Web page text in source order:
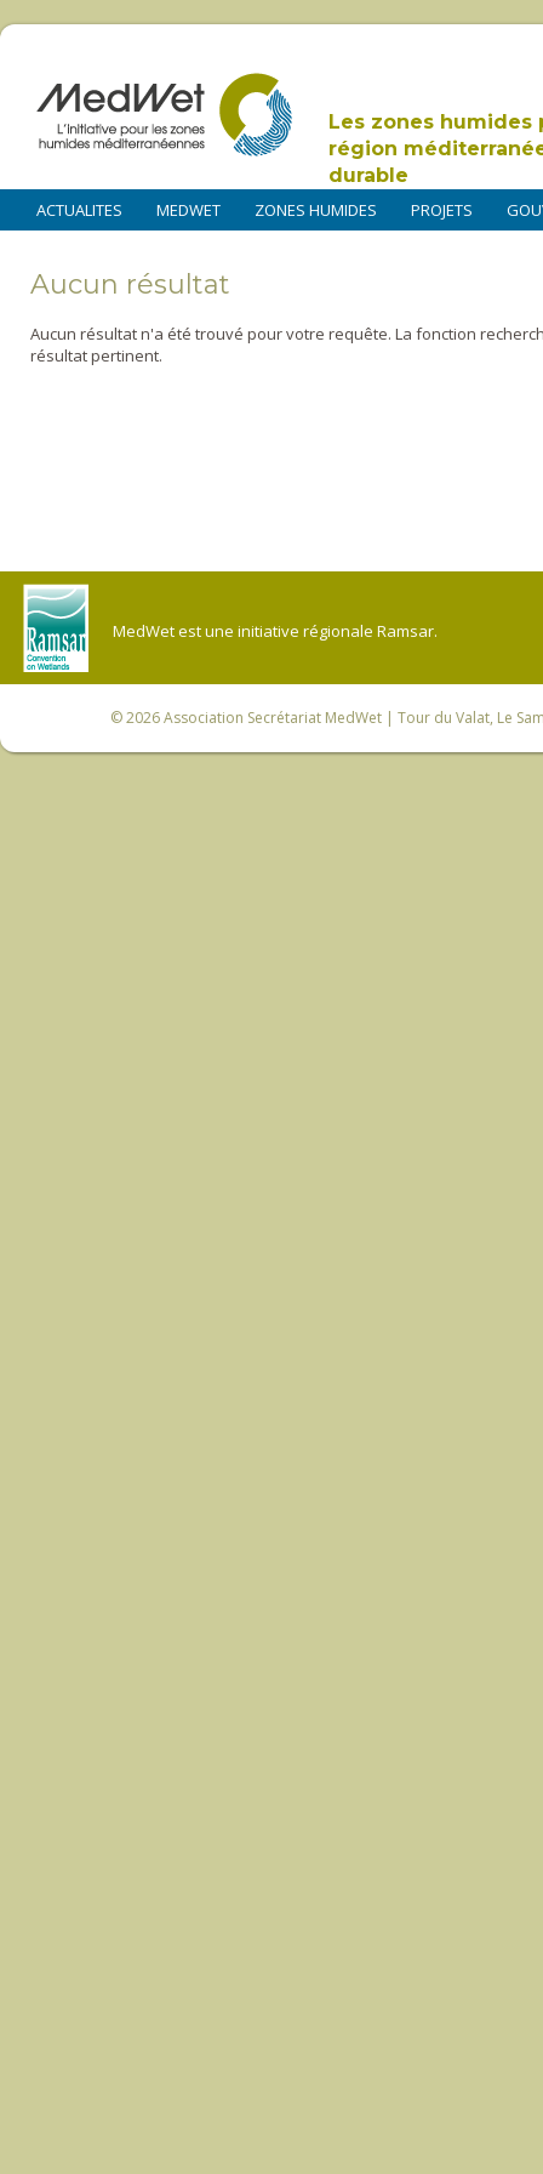
Les zones humides
région
durable
ACTUALITES MEDWET ZONES HUMIDES PROJETS
Aucun résultat
Aucun résultat n'a été trouvé pour votre requête. La fonction
résultat pertinent.
MedWet est une initiative régionale Ramsar.
© 2026Association Secrétariat MedWet | Tour du Valat, Le